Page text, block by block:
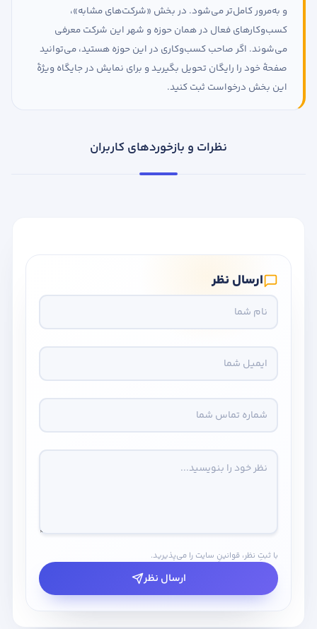
و به‌مرور کامل‌تر می‌شود. در بخش «شرکت‌های مشابه»،
کسب‌وکارهای فعال در همان حوزه و شهر این شرکت معرفی
می‌شوند. اگر صاحب کسب‌وکاری در این حوزه هستید، می‌توانید
صفحهٔ خود را رایگان تحویل بگیرید و برای نمایش در جایگاه ویژهٔ
این بخش درخواست ثبت کنید.
نظرات و بازخوردهای کاربران
ارسال نظر
با ثبتِ نظر، قوانینِ سایت را می‌پذیرید.
ارسال نظر